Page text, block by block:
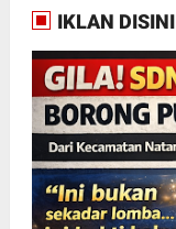
IKLAN DISINI